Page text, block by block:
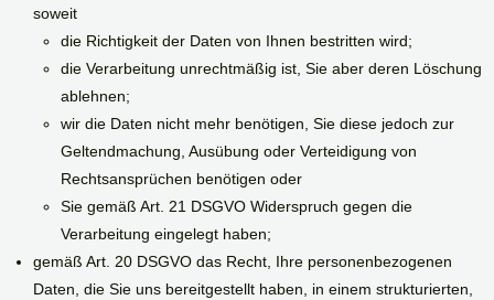
soweit
die Richtigkeit der Daten von Ihnen bestritten wird;
die Verarbeitung unrechtmäßig ist, Sie aber deren Löschung
ablehnen;
wir die Daten nicht mehr benötigen, Sie diese jedoch zur
Geltendmachung, Ausübung oder Verteidigung von
Rechtsansprüchen benötigen oder
Sie gemäß Art. 21 DSGVO Widerspruch gegen die
Verarbeitung eingelegt haben;
gemäß Art. 20 DSGVO das Recht, Ihre personenbezogenen
Daten, die Sie uns bereitgestellt haben, in einem strukturierten,